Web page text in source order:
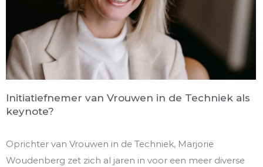
Initiatiefnemer van Vrouwen in de Techniek als
keynote?
Oprichter van Vrouwen in de Techniek, Marjorie
Woudenberg zet zich al jaren in voor een meer diverse